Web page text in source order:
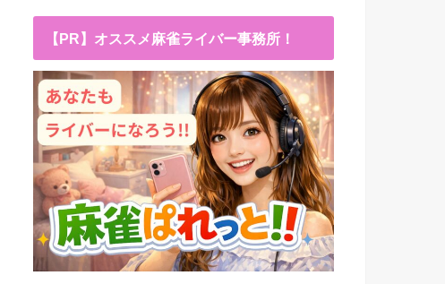
【PR】オススメ麻雀ライバー事務所！